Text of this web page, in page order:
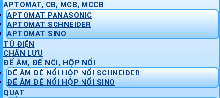
APTOMAT, CB, MCB, MCCB
APTOMAT PANASONIC
APTOMAT SCHNEIDER
APTOMAT SINO
TỦ ĐIỆN
CHẤN LƯU
ĐẾ ÂM, ĐẾ NỔI, HỘP NỔI
ĐẾ ÂM ĐẾ NỔI HỘP NỔI SCHNEIDER
ĐẾ ÂM ĐẾ NỔI HỘP NỔI SINO
QUẠT